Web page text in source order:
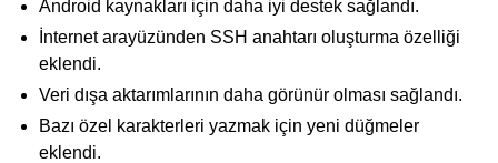
Android kaynakları için daha iyi destek sağlandı.
İnternet arayüzünden SSH anahtarı oluşturma özelliği
eklendi.
Veri dışa aktarımlarının daha görünür olması sağlandı.
Bazı özel karakterleri yazmak için yeni düğmeler
eklendi.